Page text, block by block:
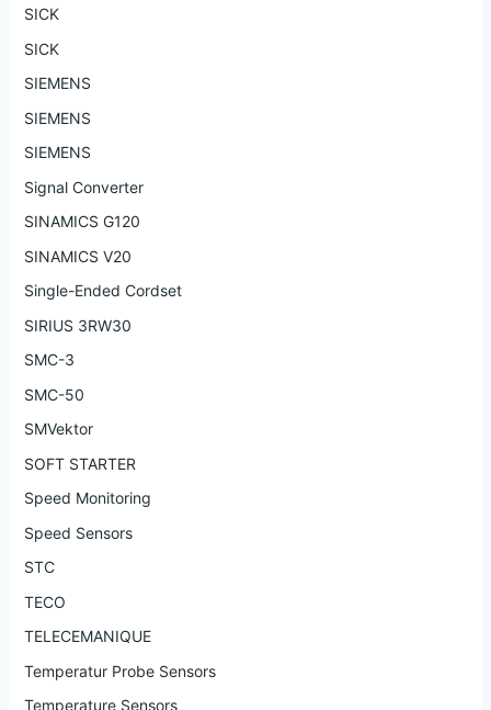
SICK
SICK
SIEMENS
SIEMENS
SIEMENS
Signal Converter
SINAMICS G120
SINAMICS V20
Single-Ended Cordset
SIRIUS 3RW30
SMC-3
SMC-50
SMVektor
SOFT STARTER
Speed Monitoring
Speed Sensors
STC
TECO
TELECEMANIQUE
Temperatur Probe Sensors
Temperature Sensors